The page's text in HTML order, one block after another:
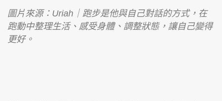
圖片來源：Uriah｜跑步是他與自己對話的方式，在
跑動中整理生活、感受身體、調整狀態，讓自己變得
更好。